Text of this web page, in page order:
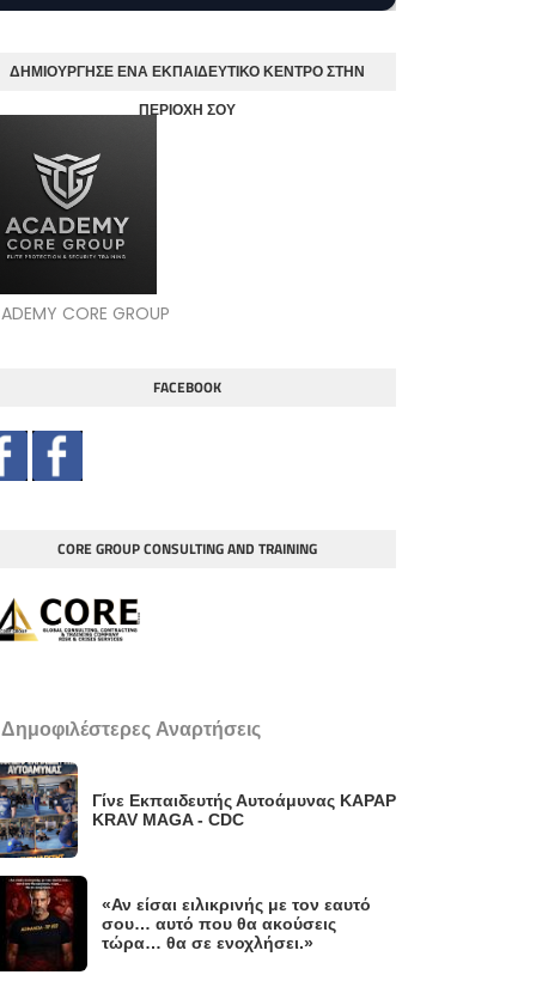
ΔΗΜΙΟΥΡΓΗΣΕ ΕΝΑ ΕΚΠΑΙΔΕΥΤΙΚΟ ΚΕΝΤΡΟ ΣΤΗΝ
ΠΕΡΙΟΧΗ ΣΟΥ
CORE GROUP
FACEBOOK
CORE GROUP CONSULTING AND TRAINING
Αναρτήσεις
Γίνε Εκπαιδευτής Αυτοάμυνας KAPAP
KRAV MAGA - CDC
«Αν είσαι ειλικρινής με τον εαυτό
σου… αυτό που θα ακούσεις
τώρα… θα σε ενοχλήσει.»